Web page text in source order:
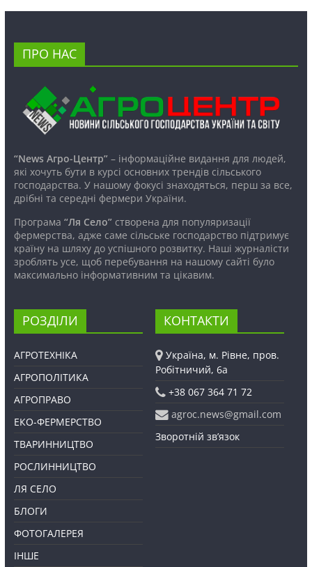
ПРО НАС
“News Агро-Центр”– інформаційне видання для людей,
які хочуть бути в курсі основних трендів сільського
господарства. У нашому фокусі знаходяться, перш за все,
дрібні та середні фермери України.
Програма “Ля Село”створена для популяризації
фермерства, адже саме сільське господарство підтримує
країну на шляху до успішного розвитку. Наші журналісти
зроблять усе, щоб перебування на нашому сайті було
максимально інформативним та цікавим.
РОЗДІЛИ
АГРОТЕХНІКА
АГРОПОЛІТИКА
АГРОПРАВО
ЕКО-ФЕРМЕРСТВО
ТВАРИННИЦТВО
РОСЛИННИЦТВО
ЛЯ СЕЛО
БЛОГИ
ФОТОГАЛЕРЕЯ
ІНШЕ
КОНТАКТИ
Україна, м. Рівне, пров.
Робітничий, 6а
+38 067 364 71 72
agroc.news@gmail.com
Зворотній зв’язок